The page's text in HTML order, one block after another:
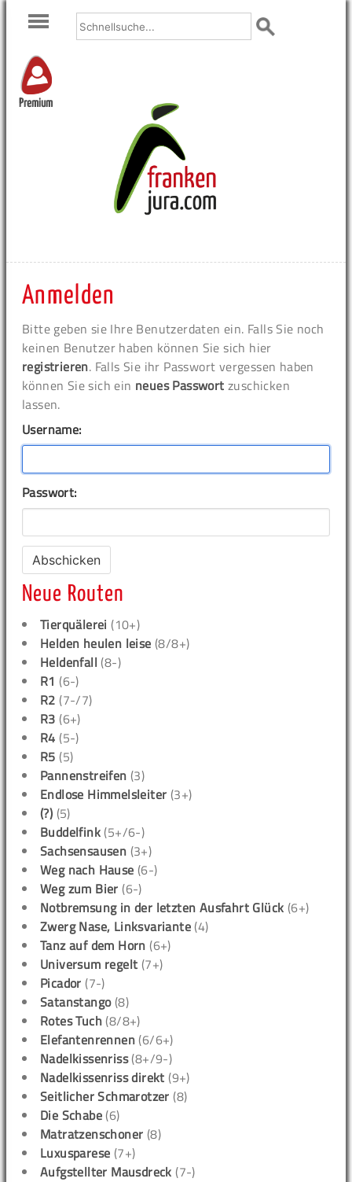
Premium
Anmelden
Bitte geben sie Ihre Benutzerdaten ein. Falls Sie noch
keinen Benutzer haben können Sie sich hier
registrieren. Falls Sie ihr Passwort vergessen haben
können Sie sich ein neues Passwort zuschicken
lassen.
Username:
Passwort:
Neue Routen
Tierquälerei (10+)
Helden heulen leise (8/8+)
Heldenfall (8-)
R1 (6-)
R2 (7-/7)
R3 (6+)
R4 (5-)
R5 (5)
Pannenstreifen (3)
Endlose Himmelsleiter (3+)
(?) (5)
Buddelfink (5+/6-)
Sachsensausen (3+)
Weg nach Hause (6-)
Weg zum Bier (6-)
Notbremsung in der letzten Ausfahrt Glück (6+)
Zwerg Nase, Linksvariante (4)
Tanz auf dem Horn (6+)
Universum regelt (7+)
Picador (7-)
Satanstango(8)
Rotes Tuch (8/8+)
Elefantenrennen (6/6+)
Nadelkissenriss(8+/9-)
Nadelkissenriss direkt (9+)
Seitlicher Schmarotzer (8)
Die Schabe (6)
Matratzenschoner (8)
Luxusparese (7+)
Aufgstellter Mausdreck (7-)